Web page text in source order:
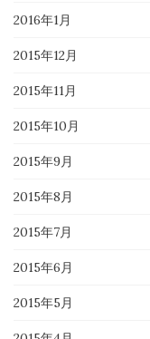
2016年1月
2015年12月
2015年11月
2015年10月
2015年9月
2015年8月
2015年7月
2015年6月
2015年5月